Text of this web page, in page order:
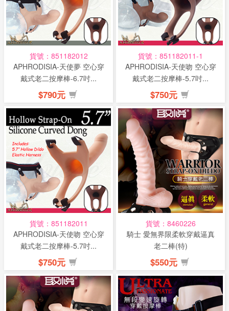
貨號：851182012
APHRODISIA-天使夢 空心穿
戴式老二按摩棒-6.7吋...
$790元
貨號：851182011-1
APHRODISIA-天使吻 空心穿
戴式老二按摩棒-5.7吋...
$750元
貨號：851182011
APHRODISIA-天使吻 空心穿
戴式老二按摩棒-5.7吋...
$750元
貨號：8460226
騎士 愛無界限柔軟穿戴逼真
老二棒(特)
$550元